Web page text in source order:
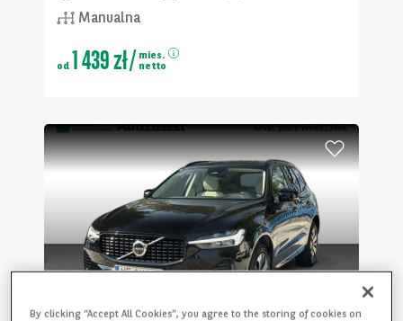
Manualna
od 1 439 zł/ mies.
netto
By clicking “Accept All Cookies”, you agree to the storing of cookies on